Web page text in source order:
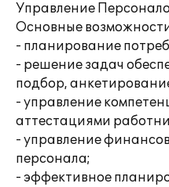
Управление
Основные
- планирование
- решение задач
подбор,
- управление
аттестациями
- управление
персонала;
- эффективное